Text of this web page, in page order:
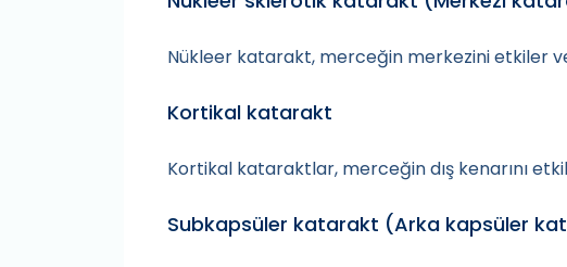
Nükleer katarakt, merceğin merkezini etkiler
Kortikal katarakt
Kortikal kataraktlar, merceğin dış kenarını
Subkapsüler katarakt (Arka kapsüler